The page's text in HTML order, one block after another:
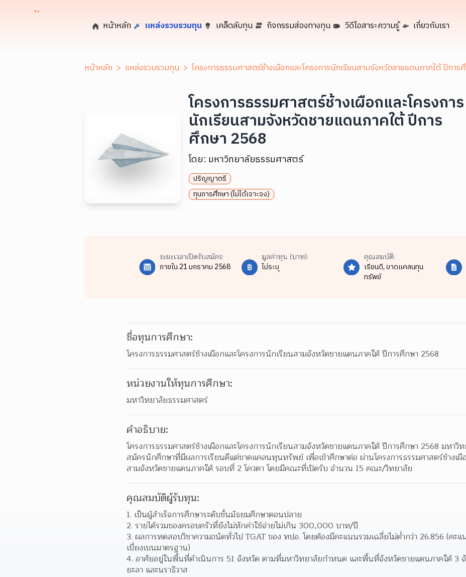
หน้าหลัก แหล่งรวบรวมทุน เคล็ดลับทุน กิจกรรมส่องทางทุน วิดีโอสาระความรู้ เกี่ยวกับเรา
หน้าหลัก > แหล่งรวบรวมทุน > โครงการธรรมศาสตร์ช้างเผือกและโครงการนักเรียนสามจังหวัดชายแดนภาคใต้ ปีกา
โครงการธรรมศาสตร์ช้างเผือกและโครงการ
นักเรียนสามจังหวัดชายแดนภาคใต้ ปีการ
ศึกษา 2568
โดย: มหาวิทยาลัยธรรมศาสตร์
ปริญญาตรี
ทุนการศึกษา (ไม่ได้เจาะจง)
ระยะเวลาเปิดรับสมัคร:
ภายใน 21 มกราคม 2568
มูลค่าทุน (บาท):
ไม่ระบุ
คุณสมบัติ:
เรียนดี,ขาดแคลนทุน
ทรัพย์
ชื่อทุนการศึกษา:
โครงการธรรมศาสตร์ช้างเผือกและโครงการนักเรียนสามจังหวัดชายแดนภาคใต้ ปีการศึกษา 2568
หน่วยงานให้ทุนการศึกษา:
มหาวิทยาลัยธรรมศาสตร์
คำอธิบาย:
โครงการธรรมศาสตร์ช้างเผือกและโครงการนักเรียนสามจังหวัดชายแดนภาคใต้ ปีการศึกษา 2568 มหาวิ
สมัครนักศึกษาที่มีผลการเรียนดีแต่ขาดแคลนทุนทรัพย์ เพื่อเข้าศึกษาต่อ ผ่านโครงการธรรมศาสตร์ช้างเผื
สามจังหวัดชายแดนภาคใต้ รอบที่ 2 โควตา โดยมีคณะที่เปิดรับ จำนวน 15 คณะ/วิทยาลัย
คุณสมบัติผู้รับทุน:
1. เป็นผู้สำเร็จการศึกษาระดับชั้นมัธยมศึกษาตอนปลาย
2. รายได้รวมของครอบครัวที่ยังไม่หักค่าใช้จ่ายไม่เกิน 300,000 บาท/ปี
3. ผลการทดสอบวิชาความถนัดทั่วไป TGAT ของ ทปอ. โดยต้องมีคะแนนรวมเฉลี่ยไม่ต่ำกว่า 26.856 (คะ
เบี่ยงเบนมาตรฐาน)
4. อาศัยอยู่ในพื้นที่ดำเนินการ 51 จังหวัด ตามที่มหาวิทยาลัยกำหนด และพื้นที่จังหวัดชายแดนภาคใต้ 3
ยะลา และนราธิวาส